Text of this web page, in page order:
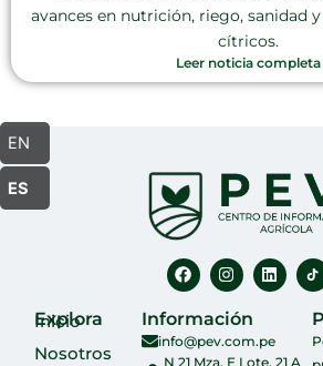
avances en nutrición, riego, sanidad
cítricos.
Leer noticia completa
F
a
c
e
b
o
I
n
s
t
a
g
L
i
n
d
Explora
Inicio
Nosotros
Información
info@pev.com.pe
EN
ES